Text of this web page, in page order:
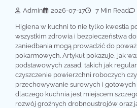
Admin 2026-07-17 7 Min Read
Higiena w kuchni to nie tylko kwestia
wszystkim zdrowia i bezpieczeństwa
zaniedbania mogą prowadzić do
pokarmowych. Artykuł pokazuje, jak
podstawowych zasad, takich jak
czyszczenie powierzchni roboczych
przechowywanie surowych i gotowych
dlaczego kuchnia jest miejscem
rozwój groźnych drobnoustrojów oraz